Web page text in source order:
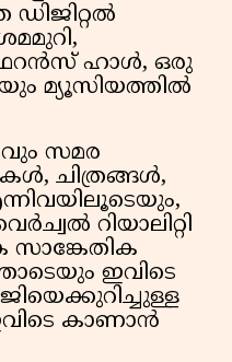
ഹാൾ, ഒരു
മ്യൂസിയത്തിൽ
സമര
ചിത്രങ്ങൾ,
റിയാലിറ്റി
ഇവിടെ
കാണാൻ